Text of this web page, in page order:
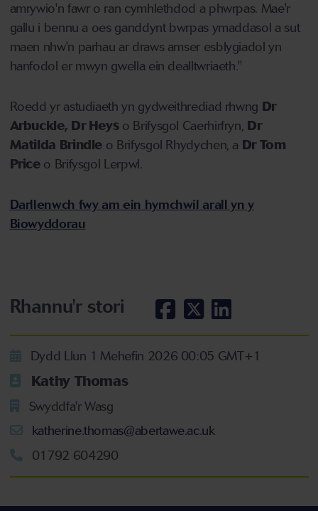
amrywio'n fawr o ran cymhlethdod a phwrpas. Mae'r
gallu i bennu a oes ganddynt bwrpas ymaddasol a sut
maen nhw'n parhau ar draws amser esblygiadol yn
hanfodol er mwyn gwella ein dealltwriaeth."
Roedd yr astudiaeth yn gydweithrediad rhwng Dr
Arbuckle, Dr Heyso Brifysgol Caerhirfryn, Dr
Matilda Brindle o Brifysgol Rhydychen, a Dr Tom
Priceo Brifysgol Lerpwl.
Darllenwch fwy am ein hymchwil arall yn y
Biowyddorau
Rhannu'r stori
Dydd Llun 1 Mehefin 2026 00:05 GMT+1
Kathy Thomas
Swyddfa'r Wasg
katherine.thomas@abertawe.ac.uk
01792 604290